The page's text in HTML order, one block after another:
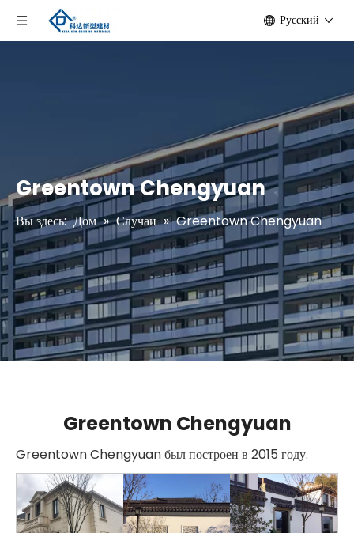
Pусский
Greentown Chengyuan
Вы здесь: Дом » Случаи » Greentown Chengyuan
Greentown Chengyuan
Greentown Chengyuan был построен в 2015 году.